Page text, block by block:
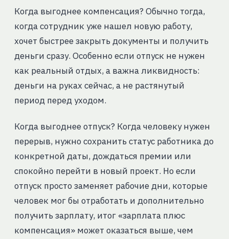
Когда выгоднее компенсация? Обычно тогда,
когда сотрудник уже нашел новую работу,
хочет быстрее закрыть документы и получить
деньги сразу. Особенно если отпуск не нужен
как реальный отдых, а важна ликвидность:
деньги на руках сейчас, а не растянутый
период перед уходом.
Когда выгоднее отпуск? Когда человеку нужен
перерыв, нужно сохранить статус работника до
конкретной даты, дождаться премии или
спокойно перейти в новый проект. Но если
отпуск просто заменяет рабочие дни, которые
человек мог бы отработать и дополнительно
получить зарплату, итог «зарплата плюс
компенсация» может оказаться выше, чем